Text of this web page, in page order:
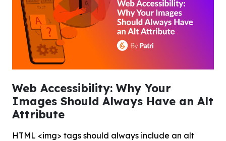
Web Accessibility: Why Your
Images Should Always Have an Alt
Attribute
HTML <img> tags should always include an alt